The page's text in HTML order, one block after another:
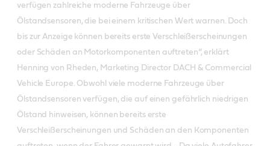
verfügen zahlreiche moderne Fahrzeuge über
Ölstandsensoren, die bei einem kritischen Wert warnen. Doch
bis zur Anzeige können bereits erste Verschleißerscheinungen
oder Schäden an Motorkomponenten auftreten“, erklärt
Henning von Rheden, Marketing Director DACH & Commercial
Vehicle Europe. Obwohl viele moderne Fahrzeuge über
Ölstandsensoren verfügen, die auf einen gefährlich niedrigen
Ölstand hinweisen, können bereits erste
Verschleißerscheinungen und Schäden an den Komponenten